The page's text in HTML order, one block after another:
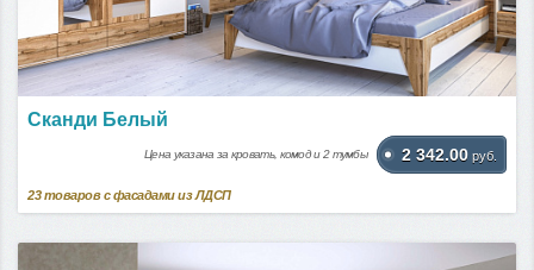
Сканди Белый
Цена указана за кровать, комод и 2 тумбы 2 342.00 руб.
23 товаров с фасадами из ЛДСП